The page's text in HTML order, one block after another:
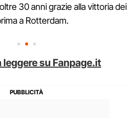
30 anni grazie alla vittoria dei
a Rotterdam.
leggere su Fanpage.it